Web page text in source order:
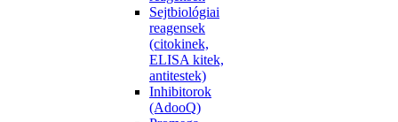
Sejtbiológiai
reagensek
(citokinek,
ELISA kitek,
antitestek)
Inhibitorok
(AdooQ)